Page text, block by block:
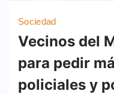
Sociedad
Vecinos del
para pedir
policiales y